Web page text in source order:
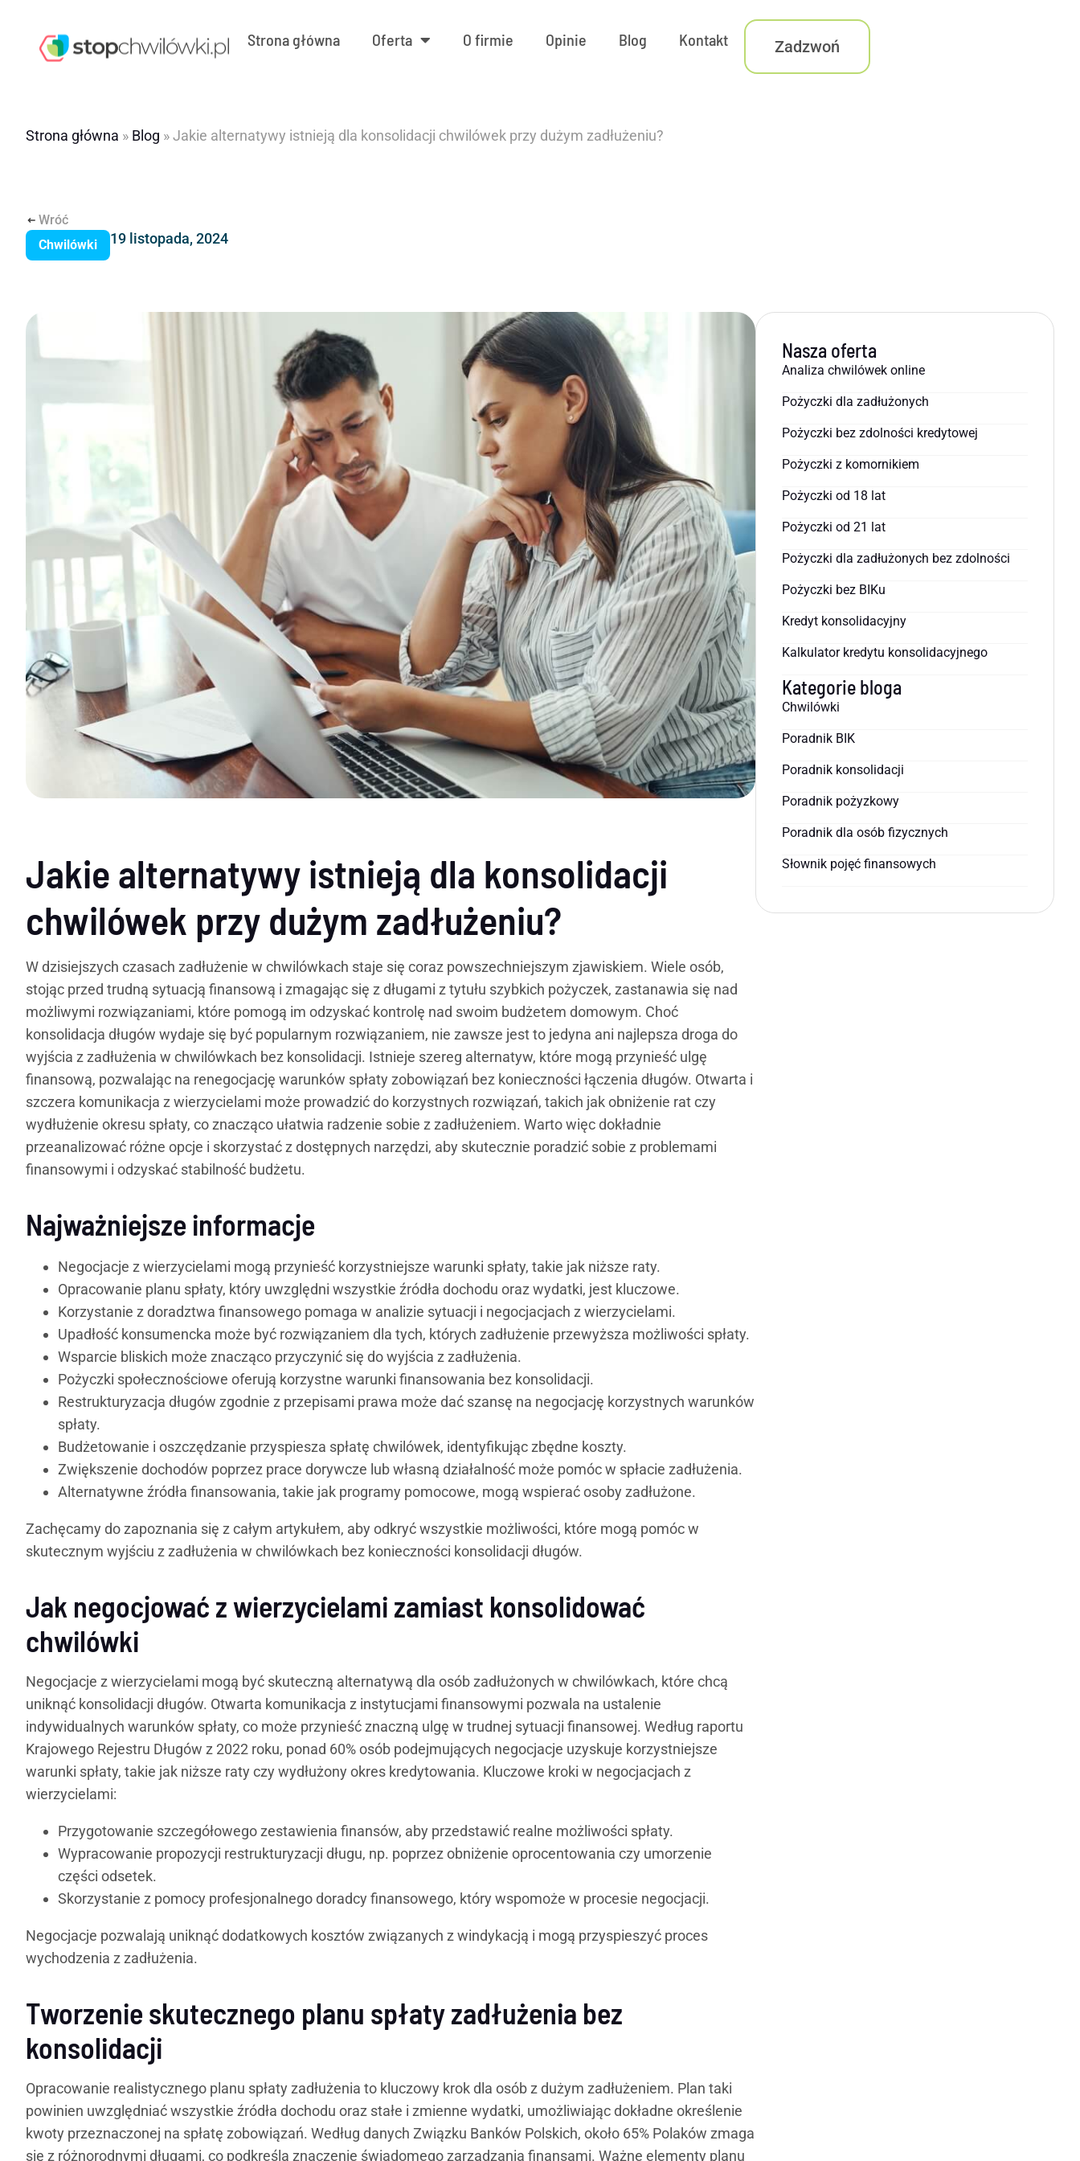
Strona główna Oferta O firmie Opinie Blog Kontakt Zadzwoń
Strona główna » Blog »Jakie alternatywy istnieją dla konsolidacji chwilówek przy dużym zadłużeniu?
Wróć
Chwilówki
19 listopada, 2024
Jakie alternatywy istnieją dla konsolidacji
chwilówek przy dużym zadłużeniu?
W dzisiejszych czasach zadłużenie w chwilówkach staje się coraz powszechniejszym zjawiskiem. Wiele osób,
stojąc przed trudną sytuacją finansową i zmagając się z długami z tytułu szybkich pożyczek, zastanawia się nad
możliwymi rozwiązaniami, które pomogą im odzyskać kontrolę nad swoim budżetem domowym. Choć
konsolidacja długów wydaje się być popularnym rozwiązaniem, nie zawsze jest to jedyna ani najlepsza droga do
wyjścia z zadłużenia w chwilówkach bez konsolidacji. Istnieje szereg alternatyw, które mogą przynieść ulgę
finansową, pozwalając na renegocjację warunków spłaty zobowiązań bez konieczności łączenia długów. Otwarta i
szczera komunikacja z wierzycielami może prowadzić do korzystnych rozwiązań, takich jak obniżenie rat czy
wydłużenie okresu spłaty, co znacząco ułatwia radzenie sobie z zadłużeniem. Warto więc dokładnie
przeanalizować różne opcje i skorzystać z dostępnych narzędzi, aby skutecznie poradzić sobie z problemami
finansowymi i odzyskać stabilność budżetu.
Najważniejsze informacje
Negocjacje z wierzycielami mogą przynieść korzystniejsze warunki spłaty, takie jak niższe raty.
Opracowanie planu spłaty, który uwzględni wszystkie źródła dochodu oraz wydatki, jest kluczowe.
Korzystanie z doradztwa finansowego pomaga w analizie sytuacji i negocjacjach z wierzycielami.
Upadłość konsumencka może być rozwiązaniem dla tych, których zadłużenie przewyższa możliwości spłaty.
Wsparcie bliskich może znacząco przyczynić się do wyjścia z zadłużenia.
Pożyczki społecznościowe oferują korzystne warunki finansowania bez konsolidacji.
Restrukturyzacja długów zgodnie z przepisami prawa może dać szansę na negocjację korzystnych warunków
spłaty.
Budżetowanie i oszczędzanie przyspiesza spłatę chwilówek, identyfikując zbędne koszty.
Zwiększenie dochodów poprzez prace dorywcze lub własną działalność może pomóc w spłacie zadłużenia.
Alternatywne źródła finansowania, takie jak programy pomocowe, mogą wspierać osoby zadłużone.
Zachęcamy do zapoznania się z całym artykułem, aby odkryć wszystkie możliwości, które mogą pomóc w
skutecznym wyjściu z zadłużenia w chwilówkach bez konieczności konsolidacji długów.
Jak negocjować z wierzycielami zamiast konsolidować
chwilówki
Negocjacje z wierzycielami mogą być skuteczną alternatywą dla osób zadłużonych w chwilówkach, które chcą
uniknąć konsolidacji długów. Otwarta komunikacja z instytucjami finansowymi pozwala na ustalenie
indywidualnych warunków spłaty, co może przynieść znaczną ulgę w trudnej sytuacji finansowej. Według raportu
Krajowego Rejestru Długów z 2022 roku, ponad 60% osób podejmujących negocjacje uzyskuje korzystniejsze
warunki spłaty, takie jak niższe raty czy wydłużony okres kredytowania. Kluczowe kroki w negocjacjach z
wierzycielami:
Przygotowanie szczegółowego zestawienia finansów, aby przedstawić realne możliwości spłaty.
Wypracowanie propozycji restrukturyzacji długu, np. poprzez obniżenie oprocentowania czy umorzenie
części odsetek.
Skorzystanie z pomocy profesjonalnego doradcy finansowego, który wspomoże w procesie negocjacji.
Negocjacje pozwalają uniknąć dodatkowych kosztów związanych z windykacją i mogą przyspieszyć proces
wychodzenia z zadłużenia.
Tworzenie skutecznego planu spłaty zadłużenia bez
konsolidacji
Opracowanie realistycznego planu spłaty zadłużenia to kluczowy krok dla osób z dużym zadłużeniem. Plan taki
powinien uwzględniać wszystkie źródła dochodu oraz stałe i zmienne wydatki, umożliwiając dokładne określenie
kwoty przeznaczonej na spłatę zobowiązań. Według danych Związku Banków Polskich, około 65% Polaków zmaga
się z różnorodnymi długami, co podkreśla znaczenie świadomego zarządzania finansami. Ważne elementy planu
Nasza oferta
Analiza chwilówek online
Pożyczki dla zadłużonych
Pożyczki bez zdolności kredytowej
Pożyczki z komornikiem
Pożyczki od 18 lat
Pożyczki od 21 lat
Pożyczki dla zadłużonych bez zdolności
Pożyczki bez BIKu
Kredyt konsolidacyjny
Kalkulator kredytu konsolidacyjnego
Kategorie bloga
Chwilówki
Poradnik BIK
Poradnik konsolidacji
Poradnik pożyzkowy
Poradnik dla osób fizycznych
Słownik pojęć finansowych